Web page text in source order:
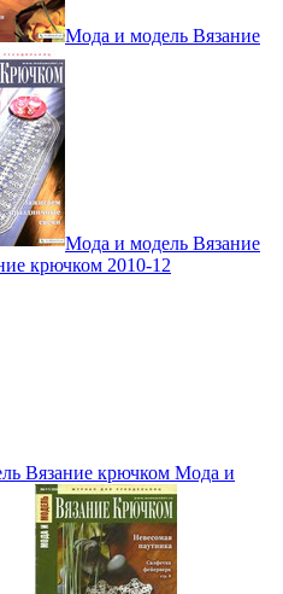
Мода и модель Вязание
Мода и модель Вязание
крючком 2010-12
Вязание крючком Мода и